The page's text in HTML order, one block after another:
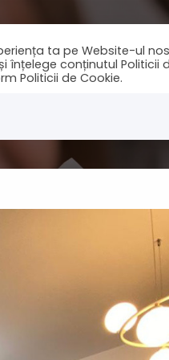
ta pe Website-ul
conținutul Politicii
Politicii de Cookie.
Contact